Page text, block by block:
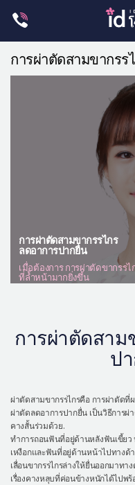
ศัลยกรรม โครงหน้า
ขากรรไกร
อื่นๆ
แผนกผิวหนัง
let-me-in
การผ่าตัดสามขากรร
การผ่าตัดสามขากรรไกร
ลดอาการปากยื่น
เมื่อต้องการ การผ่าตัดขากรรไ
ที่ล้ำหน้ามากยิ่งขึ้น
การผ่าตัดสาม
ป
ผ่าตัดสามขากรรไกรคือ การผ่าตัดที่
ผ่าตัดลดอาการปากยื่น เป็นวิธีการ
คางสั้นร่วมด้วย.
ทำการถอนฟันที่อยู่ด้านหลังฟันเขี้ยว
เหงือกและฟันที่อยู่ด้านหน้าไปทางด้
เลื่อนขากรรไกรล่างให้ยื่นออกมาทา
เรื่องคางหลุบที่ค่อนข้างหนักได้ไปพร้